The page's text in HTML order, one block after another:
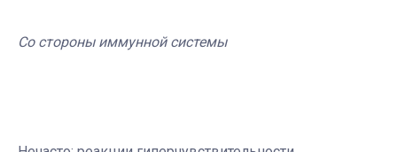
Со стороны иммунной системы